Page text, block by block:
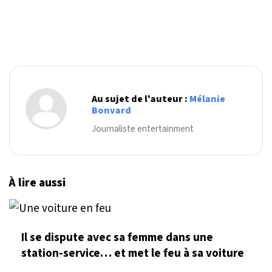
Au sujet de l'auteur : Mélanie
Bonvard
Journaliste entertainment
À lire aussi
Il se dispute avec sa femme dans une
station-service… et met le feu à sa voiture